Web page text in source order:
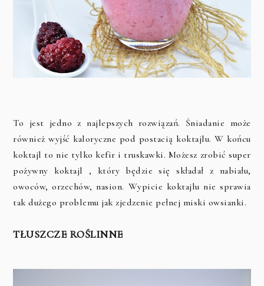
To jest jedno z najlepszych rozwiązań. Śniadanie może
również wyjść kaloryczne pod postacią koktajlu. W końcu
koktajl to nie tylko kefir i truskawki. Możesz zrobić super
pożywny koktajl , który będzie się składał z nabiału,
owoców, orzechów, nasion. Wypicie koktajlu nie sprawia
tak dużego problemu jak zjedzenie pełnej miski owsianki.
TŁUSZCZE ROŚLINNE